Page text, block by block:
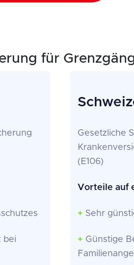
für
bei
Gesetzliche
(E106)
Vorteile auf
+ Sehr
+ Günstige